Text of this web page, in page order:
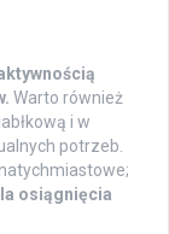
Warto również
i w
potrzeb.
osiągnięcia